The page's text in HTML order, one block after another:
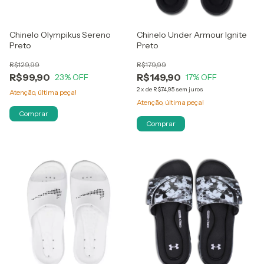
Chinelo Olympikus Sereno
Preto
R$99,90
R$129,99
23% OFF
Atenção, última peça!
Comprar
Chinelo Under Armour Ignite
Preto
R$149,90
R$179,99
17% OFF
2x de R$74,95 sem juros
Atenção, última peça!
Comprar